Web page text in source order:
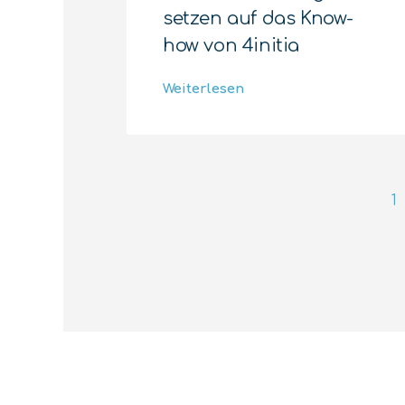
setzen auf das Know-
how von 4initia
Weiterlesen
1